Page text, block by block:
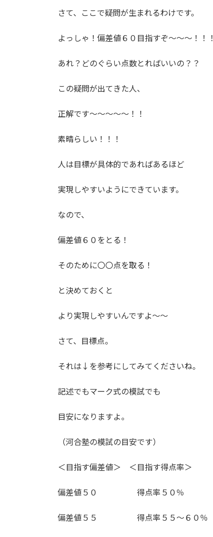
さて、ここで疑問が生まれるわけです。
よっしゃ！偏差値６０目指すぞ〜〜〜！！！
あれ？どのぐらい点数とればいいの？？
この疑問が出てきた人、
正解です〜〜〜〜〜！！
素晴らしい！！！
人は目標が具体的であればあるほど
実現しやすいようにできています。
なので、
偏差値６０をとる！
そのために〇〇点を取る！
と決めておくと
より実現しやすいんですよ〜〜
さて、目標点。
それは↓を参考にしてみてくださいね。
記述でもマーク式の模試でも
目安になりますよ。
（河合塾の模試の目安です）
＜目指す偏差値＞ ＜目指す得点率＞
偏差値５０ 得点率５０％
偏差値５５ 得点率５５〜６０％